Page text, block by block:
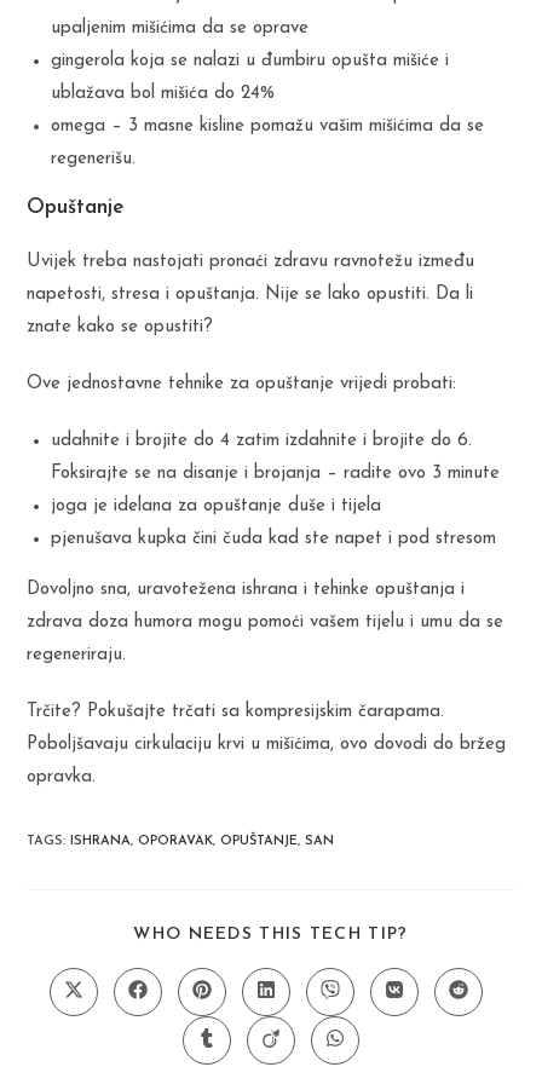
upaljenim mišićima da se oprave
gingerola koja se nalazi u đumbiru opušta mišiće i
ublažava bol mišića do 24%
omega – 3 masne kisline pomažu vašim mišićima da se
regenerišu.
Opuštanje
Uvijek treba nastojati pronaći zdravu ravnotežu između
napetosti, stresa i opuštanja. Nije se lako opustiti. Da li
znate kako se opustiti?
Ove jednostavne tehnike za opuštanje vrijedi probati:
udahnite i brojite do 4 zatim izdahnite i brojite do 6.
Foksirajte se na disanje i brojanja – radite ovo 3 minute
joga je idelana za opuštanje duše i tijela
pjenušava kupka čini čuda kad ste napet i pod stresom
Dovoljno sna, uravotežena ishrana i tehinke opuštanja i
zdrava doza humora mogu pomoći vašem tijelu i umu da se
regeneriraju.
Trčite? Pokušajte trčati sa kompresijskim čarapama.
Poboljšavaju cirkulaciju krvi u mišićima, ovo dovodi do bržeg
opravka.
TAGS:ISHRANA, OPORAVAK, OPUŠTANJE, SAN
WHO NEEDS THIS TECH TIP?
CONTENT
Opens
in
Opens
in
Opens
in
a
new
window
Opens
in
a
new
window
Opens
in
a
new
window
Opens
in
Opens
in
Opens
in
Opens
in
Opens
in